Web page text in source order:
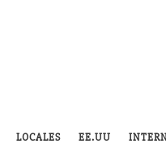
LOCALES EE.UU